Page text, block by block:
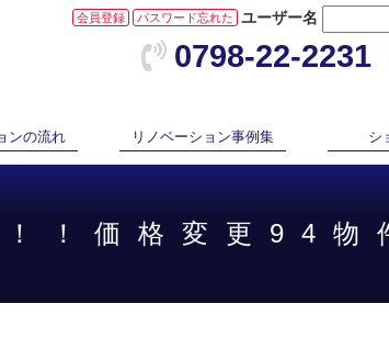
ユーザー名
会員登録 パスワード忘れた
0798-22-2231
ンの流れ リノベーション事例集 シ
！価格変更94物